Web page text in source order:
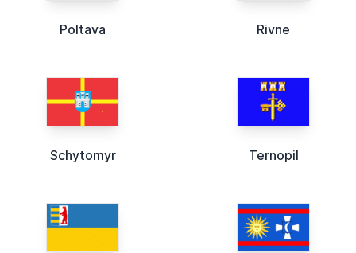
Poltava Rivne
Schytomyr Ternopil